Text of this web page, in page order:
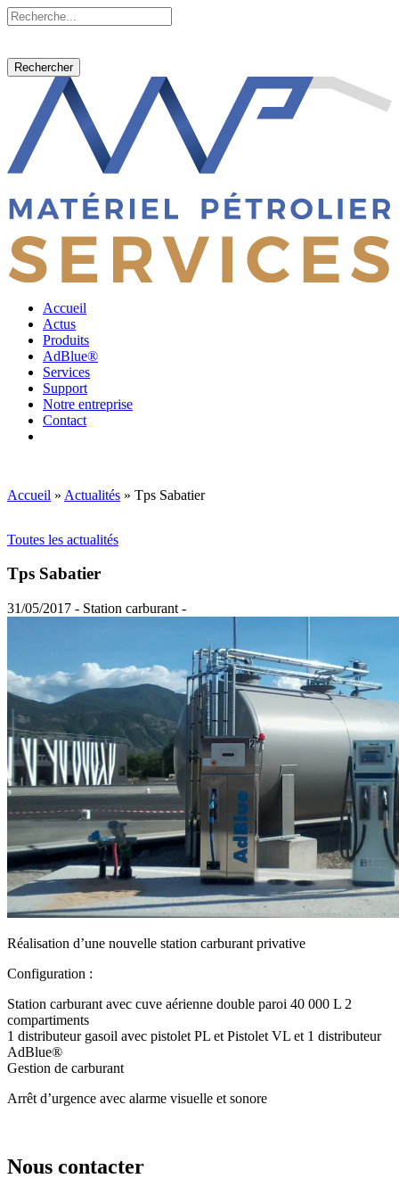
Rechercher
Accueil
Actus
Produits
AdBlue®
Services
Support
Notre entreprise
Contact
Accueil » Actualités » Tps Sabatier
Toutes les actualités
Tps Sabatier
31/05/2017 - Station carburant -
Réalisation d’une nouvelle station carburant privative
Configuration :
Station carburant avec cuve aérienne double paroi 40 000 L 2
compartiments
1 distributeur gasoil avec pistolet PL et Pistolet VL et 1 distributeur
AdBlue®
Gestion de carburant
Arrêt d’urgence avec alarme visuelle et sonore
Nous contacter